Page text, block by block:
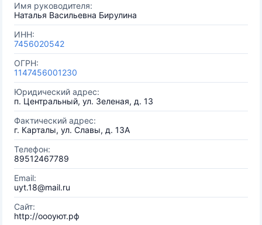
Имя руководителя:
Наталья Васильевна Бирулина
ИНН:
7456020542
ОГРН:
1147456001230
Юридический адрес:
п. Центральный, ул. Зеленая, д. 13
Фактический адрес:
г. Карталы, ул. Славы, д. 13А
Телефон:
89512467789
Email:
uyt.18@mail.ru
Сайт:
http://оооуют.рф